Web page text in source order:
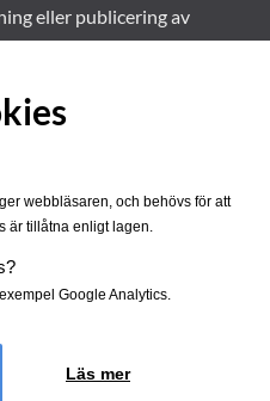
eller publicering av
Järnvägsförening
webbläsaren, och behövs för att
är tillåtna enligt lagen.
?
Google Analytics.
Läs mer